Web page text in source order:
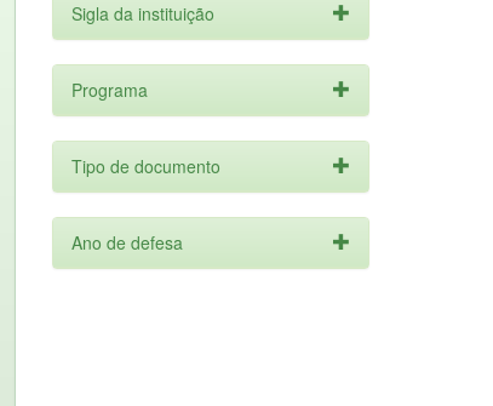
Sigla da instituição
Programa
Tipo de documento
Ano de defesa